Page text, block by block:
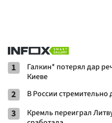
1
Галкин* потерял дар
Киеве
2 В России стремительно
3
Кремль переиграл